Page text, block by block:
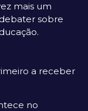
mais um
sobre
a receber
no